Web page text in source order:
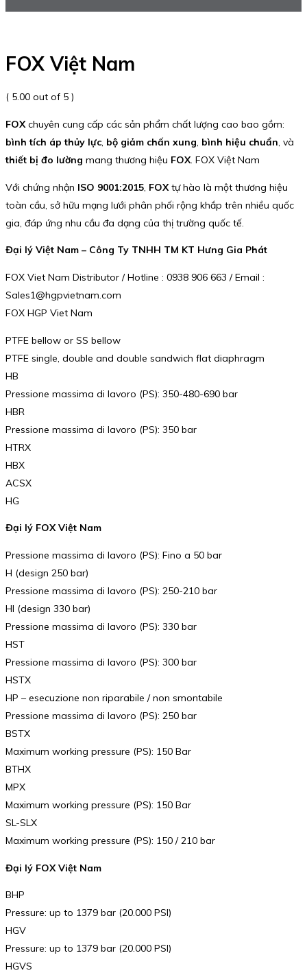
FOX Việt Nam
( 5.00 out of 5 )
FOXchuyên cung cấp các sản phẩm chất lượng cao bao gồm:
bình tích áp thủy lực bộ giảm chấn xung bình hiệu chuẩn , và
thiết bị đo lường mang thương hiệu FOX. FOX Việt Nam
Với chứng nhận ISO 9001:2015 FOXtự hào là một thương hiệu
toàn cầu, sở hữu mạng lưới phân phối rộng khắp trên nhiều quốc
gia, đáp ứng nhu cầu đa dạng của thị trường quốc tế.
Đại lý Việt Nam – Công Ty TNHH TM KT Hưng Gia Phát
FOX Viet Nam Distributor / Hotline : 0938 906 663 / Email :
Sales1@hgpvietnam.com
FOX HGP Viet Nam
PTFE bellow or SS bellow
PTFE single, double and double sandwich flat diaphragm
HB
Pressione massima di lavoro (PS): 350-480-690 bar
HBR
Pressione massima di lavoro (PS): 350 bar
HTRX
HBX
ACSX
HG
Đại lý FOX Việt Nam
Pressione massima di lavoro (PS): Fino a 50 bar
H (design 250 bar)
Pressione massima di lavoro (PS): 250-210 bar
HI (design 330 bar)
Pressione massima di lavoro (PS): 330 bar
HST
Pressione massima di lavoro (PS): 300 bar
HSTX
HP – esecuzione non riparabile / non smontabile
Pressione massima di lavoro (PS): 250 bar
BSTX
Maximum working pressure (PS): 150 Bar
BTHX
MPX
Maximum working pressure (PS): 150 Bar
SL-SLX
Maximum working pressure (PS): 150 / 210 bar
Đại lý FOX Việt Nam
BHP
Pressure: up to 1379 bar (20.000 PSI)
HGV
Pressure: up to 1379 bar (20.000 PSI)
HGVS